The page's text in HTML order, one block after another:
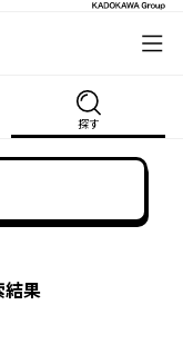
探す
結果